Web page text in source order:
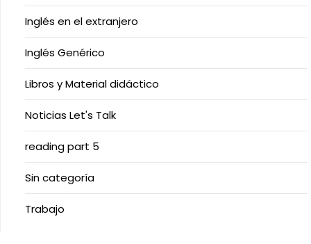
Inglés en el extranjero
Inglés Genérico
Libros y Material didáctico
Noticias Let's Talk
reading part 5
Sin categoría
Trabajo